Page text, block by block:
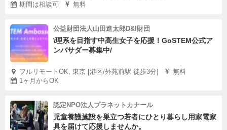
期間は相談可
無料
公益財団法人山田進太郎D&I財団
\理系を目指す中高生女子を応援！GoSTEM公式ア
ンバサダー募集中/
フルリモートOK, 東京 [港区/外苑前駅 徒歩3分]
無料
1ヶ月からOK
認定NPO法人プラネットカナール
児童養護施設を巣立つ若者にひとり暮らし用家電家
具を届けて応援しませんか。